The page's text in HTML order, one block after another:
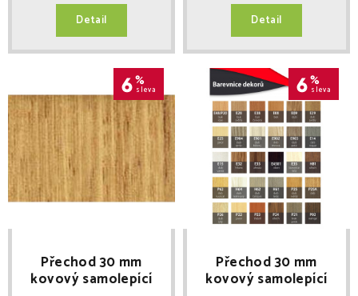
Detail Detail
6%
sleva
Přechod 30 mm
kovový samolepící
6%
sleva
Přechod 30 mm
kovový samolepící